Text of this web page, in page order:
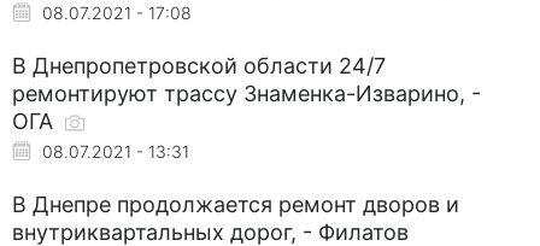
08.07.2021 - 17:08
В Днепропетровской области 24/7
ремонтируют трассу Знаменка-Изварино, -
ОГА
08.07.2021 - 13:31
В Днепре продолжается ремонт дворов и
внутриквартальных дорог, - Филатов